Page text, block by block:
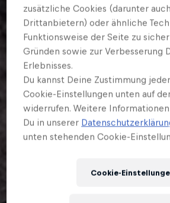
zusätzliche Cookies (darunter
Drittanbietern) oder ähnliche
Funktionsweise der Seite zu
Gründen sowie zur Verbesserung
Erlebnisses.
Du kannst Deine Zustimmung
Cookie-Einstellungen unten auf
widerrufen. Weitere
Du in unserer
unten stehenden Cookie-
Cookie-